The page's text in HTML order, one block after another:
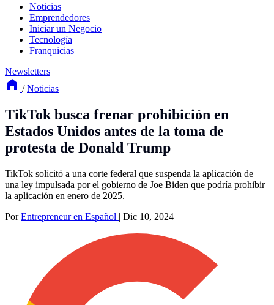
Noticias
Emprendedores
Iniciar un Negocio
Tecnología
Franquicias
Newsletters
/ Noticias
TikTok busca frenar prohibición en
Estados Unidos antes de la toma de
protesta de Donald Trump
TikTok solicitó a una corte federal que suspenda la aplicación de
una ley impulsada por el gobierno de Joe Biden que podría prohibir
la aplicación en enero de 2025.
PorEntrepreneur en Español | Dic 10, 2024